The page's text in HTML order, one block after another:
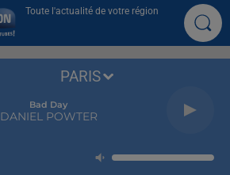
Toute l'actualité de votre région
Bad Day
DANIEL POWTER
PARIS